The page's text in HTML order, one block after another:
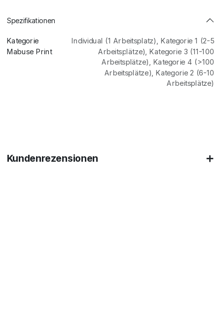
Spezifikationen
Kategorie
Mabuse Print
Individual (1 Arbeitsplatz), Kategorie 1 (2-5
Arbeitsplätze) ,Kategorie 3 (11-100
Arbeitsplätze), Kategorie 4 (>100
Arbeitsplätze), Kategorie 2 (6-10
Arbeitsplätze)
Kundenrezensionen